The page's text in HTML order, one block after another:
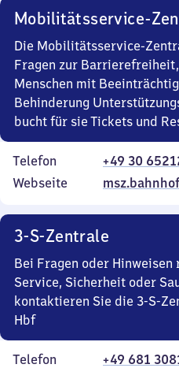
Mobilitätsservice-
Die Mobilitätsservice-
Fragen zur
Menschen mit
Behinderung
bucht für sie Tickets und
Telefon
+49 30
Webseite
3-S-Zentrale
Bei Fragen oder Hinweisen
Service, Sicherheit oder
kontaktieren Sie die 3-S-
Hbf
Telefon
+49 681